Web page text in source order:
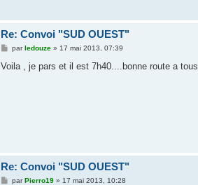
Re: Convoi "SUD OUEST"
M
s
parledouze» 17 mai 2013, 07:39
Voila , je pars et il est 7h40....bonne route a tous.
Re: Convoi "SUD OUEST"
MparPierro19» 17 mai 2013, 10:28